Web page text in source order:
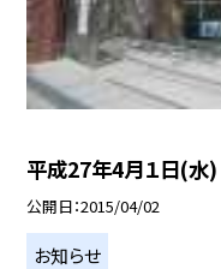
平成27年4月１日(水)
公開日 2015/04/02
お知らせ